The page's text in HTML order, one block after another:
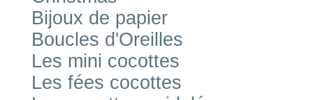
Bijoux de papier
Boucles d'Oreilles
Les mini cocottes
Les fées cocottes